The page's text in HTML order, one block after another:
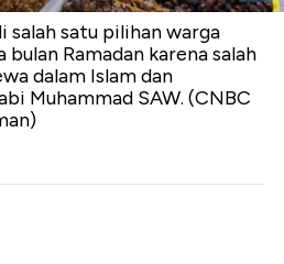
salah satu pilihan warga
Ramadan karena salah
dalam Islam dan
Muhammad SAW. (CNBC